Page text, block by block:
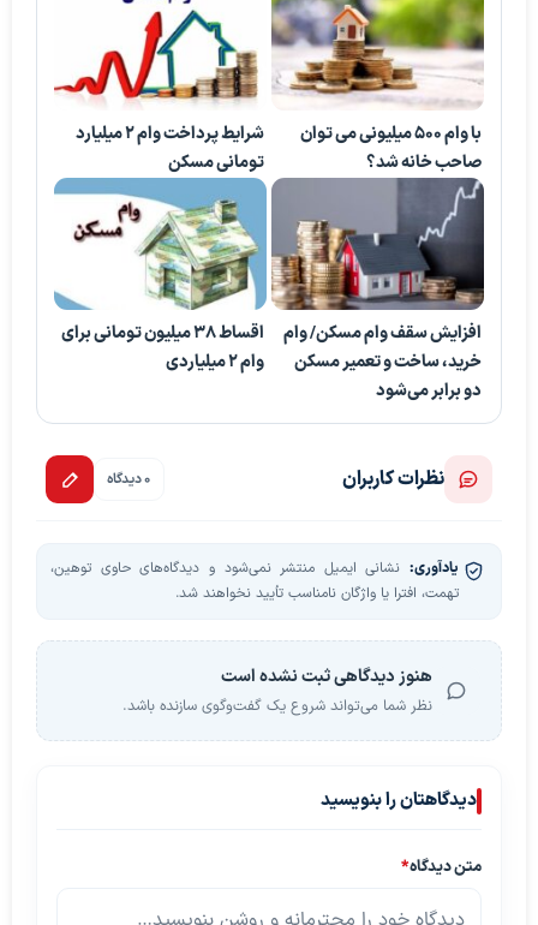
با وام 500 میلیونی می توان
صاحب خانه شد؟
شرایط پرداخت وام ۲ میلیارد
تومانی مسکن
افزایش سقف وام مسکن/ وام‌
خرید، ساخت و تعمیر مسکن
دو برابر می‌شود
اقساط 38 میلیون تومانی برای
وام 2 میلیاردی
نظرات کاربران 0 دیدگاه
یادآوری: نشانی ایمیل منتشر نمی‌شود و دیدگاه‌های حاوی توهین،
تهمت، افترا یا واژگان نامناسب تأیید نخواهند شد.
هنوز دیدگاهی ثبت نشده است
نظر شما می‌تواند شروع یک گفت‌وگوی سازنده باشد.
دیدگاهتان را بنویسید
متن دیدگاه*